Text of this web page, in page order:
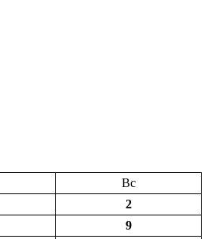
Вс
2
9